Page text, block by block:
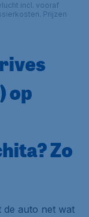
incl. vooraf
Prijzen
op
Zo
de auto net wat